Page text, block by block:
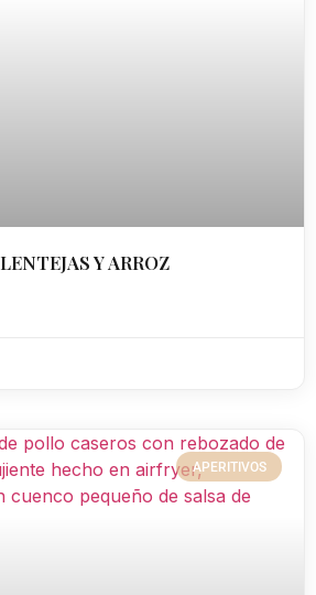
Y ARROZ
APERITIVOS